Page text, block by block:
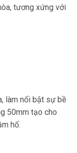
tương xứng với
làm nổi bật sự bề
50mm tạo cho
hố.